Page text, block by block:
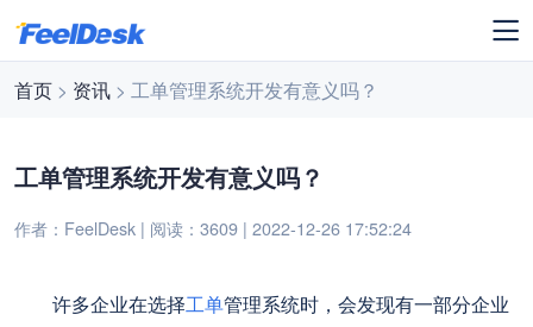
首页 > 资讯 > 工单管理系统开发有意义吗？
工单管理系统开发有意义吗？
作者：FeelDesk | 阅读：3609 | 2022-12-26 17:52:24
许多企业在选择工单管理系统时，会发现有一部分企业